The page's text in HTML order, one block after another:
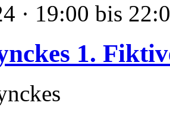
· 19:00 bis
1.